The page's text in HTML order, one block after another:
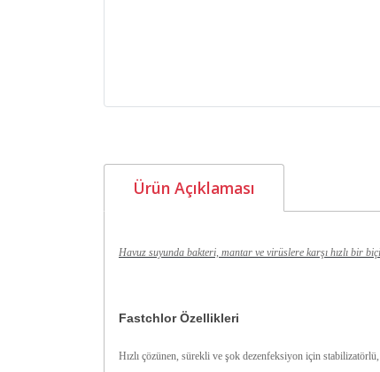
Ürün Açıklaması
Havuz suyunda bakteri, mantar ve virüslere karşı hızlı bir
Fastchlor Özellikleri
Hızlı çözünen, sürekli ve şok dezenfeksiyon için